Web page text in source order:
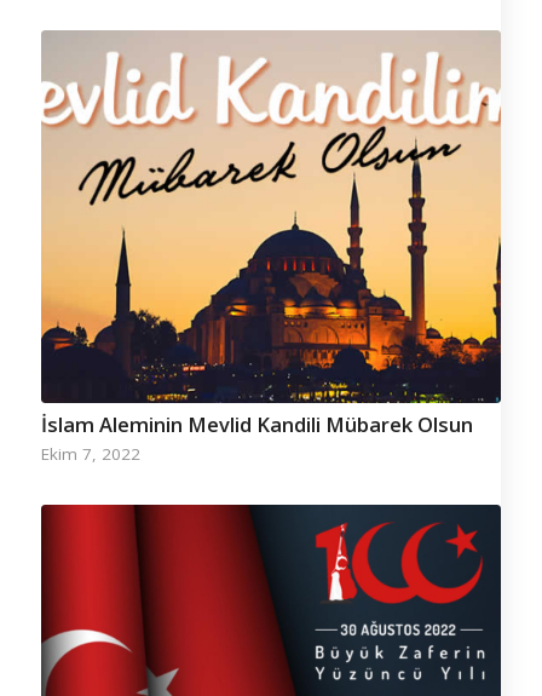
İslam Aleminin Mevlid Kandili Mübarek Olsun
Ekim 7, 2022